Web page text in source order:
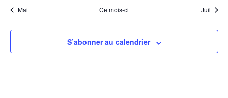
Mai Ce mois-ci Juil
S’abonner au calendrier